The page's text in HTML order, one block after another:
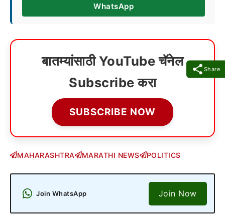
Share
WhatsApp
बातम्यांसाठी YouTube चॅनेल
Subscribe करा
SUBSCRIBE NOW
MAHARASHTRA MARATHI NEWS POLITICS
Join WhatsApp Join Now